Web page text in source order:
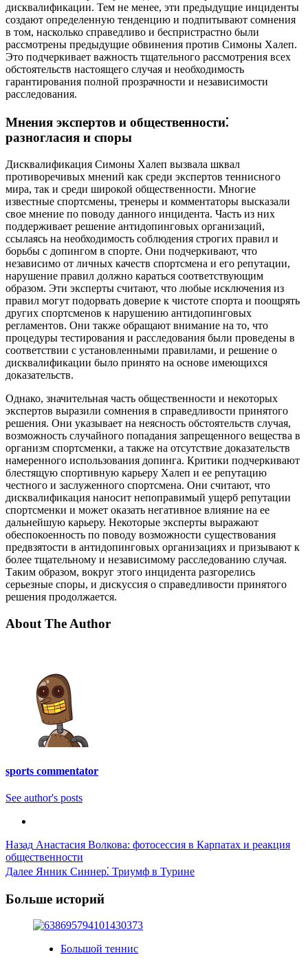
дисквалификации. Тем не менее, эти предыдущие инциденты
создают определенную тенденцию и подпитывают сомнения
в том, насколько справедливо и беспристрастно были
рассмотрены предыдущие обвинения против Симоны Халеп.
Это подчеркивает важность тщательного рассмотрения всех
обстоятельств настоящего случая и необходимость
гарантирования полной прозрачности и независимости
расследования.
Мнения экспертов и общественности⁚
разногласия и споры
Дисквалификация Симоны Халеп вызвала шквал
противоречивых мнений как среди экспертов теннисного
мира, так и среди широкой общественности. Многие
известные спортсмены, тренеры и комментаторы высказали
свое мнение по поводу данного инцидента. Часть из них
поддерживает решение антидопинговых организаций,
ссылаясь на необходимость соблюдения строгих правил и
борьбы с допингом в спорте. Они подчеркивают, что
независимо от личных качеств спортсмена и его репутации,
нарушение правил должно караться соответствующим
образом. Эти эксперты считают, что любые исключения из
правил могут подорвать доверие к чистоте спорта и поощрять
других спортсменов к нарушению антидопинговых
регламентов. Они также обращают внимание на то, что
процедуры тестирования и расследования были проведены в
соответствии с установленными правилами, и решение о
дисквалификации было принято на основе имеющихся
доказательств.
Однако, значительная часть общественности и некоторых
экспертов выразили сомнения в справедливости принятого
решения. Они указывает на неясность обстоятельств случая,
возможность случайного попадания запрещенного вещества в
организм спортсменки, а также на отсутствие доказательств
намеренного использования допинга. Критики подчеркивают
блестящую спортивную карьеру Халеп и ее репутацию
честного и заслуженного спортсмена. Они считают, что
дисквалификация наносит непоправимый ущерб репутации
спортсменки и может оказать негативное влияние на ее
дальнейшую карьеру. Некоторые эксперты выражают
обеспокоенность по поводу возможности существования
предвзятости в антидопинговых организациях и призывают к
более тщательному и независимому расследованию случая.
Таким образом, вокруг этого инцидента разгорелись
серьезные споры, и дискуссия о справедливости принятого
решения продолжается.
About The Author
sports commentator
See author's posts
Post
Navigation
Назад Анастасия Волкова: фотосессия в Карпатах и реакция
общественности
Далее Янник Синнер⁚ Триумф в Турине
Больше историй
Большой теннис